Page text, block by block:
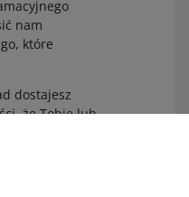
nam
które
dostajesz
że Tobie lub